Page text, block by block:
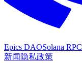
Epics DAOSolana RPC
新闻 隐私政策